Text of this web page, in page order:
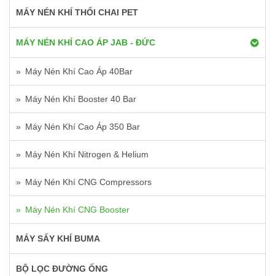
MÁY NÉN KHÍ THỔI CHAI PET
MÁY NÉN KHÍ CAO ÁP JAB - ĐỨC
Máy Nén Khí Cao Áp 40Bar
Máy Nén Khí Booster 40 Bar
Máy Nén Khí Cao Áp 350 Bar
Máy Nén Khí Nitrogen & Helium
Máy Nén Khí CNG Compressors
Máy Nén Khí CNG Booster
MÁY SẤY KHÍ BUMA
BỘ LỌC ĐƯỜNG ỐNG